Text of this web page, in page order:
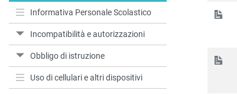
Informativa Personale Scolastico
Incompatibilità e autorizzazioni
Obbligo di istruzione
Uso di cellulari e altri dispositivi